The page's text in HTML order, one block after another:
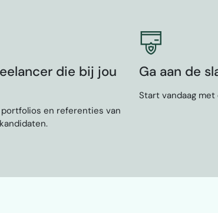
die bij jou
portfolios en referenties van
Ga aan de
Start vandaag